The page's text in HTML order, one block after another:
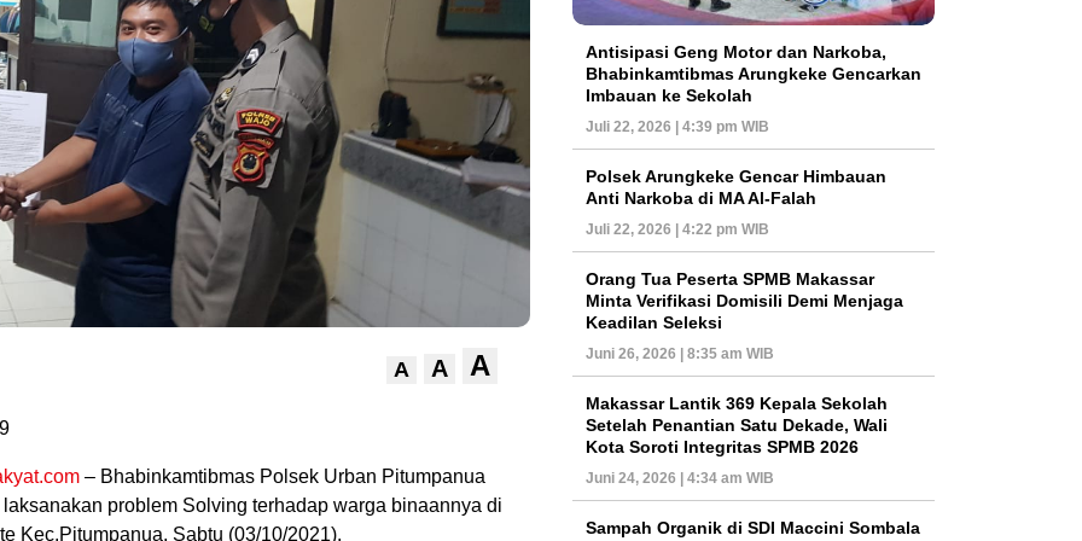
A A A
– Bhabinkamtibmas Polsek Urban Pitumpanua
problem Solving terhadap warga binaannya di
Kec.Pitumpanua, Sabtu (03/10/2021).
Antisipasi Geng Motor dan Narkoba,
Bhabinkamtibmas Arungkeke Gencarkan
Imbauan ke Sekolah
Juli 22, 2026 | 4:39 pm WIB
Polsek Arungkeke Gencar Himbauan
Anti Narkoba di MA Al-Falah
Juli 22, 2026 | 4:22 pm WIB
Orang Tua Peserta SPMB Makassar
Minta Verifikasi Domisili Demi Menjaga
Keadilan Seleksi
Juni 26, 2026 | 8:35 am WIB
Makassar Lantik 369 Kepala Sekolah
Setelah Penantian Satu Dekade, Wali
Kota Soroti Integritas SPMB 2026
Juni 24, 2026 | 4:34 am WIB
Sampah Organik di SDI Maccini Sombala